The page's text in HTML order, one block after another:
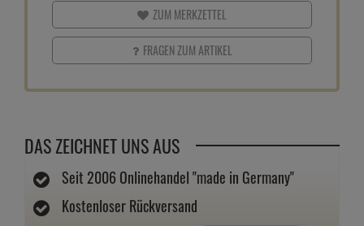
ZUM MERKZETTEL
FRAGEN ZUM ARTIKEL
DAS ZEICHNET UNS AUS
Seit 2006 Onlinehandel "made in Germany"
Kostenloser Rückversand